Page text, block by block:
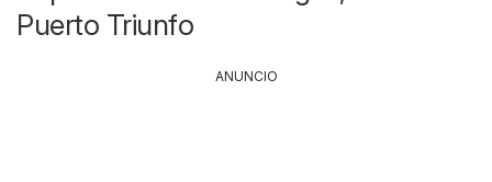
Puerto Triunfo
ANUNCIO